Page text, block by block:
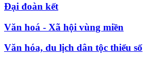
Đại đoàn kết
Văn hoá - Xã hội vùng miền
Văn hóa, du lịch dân tộc thiểu số